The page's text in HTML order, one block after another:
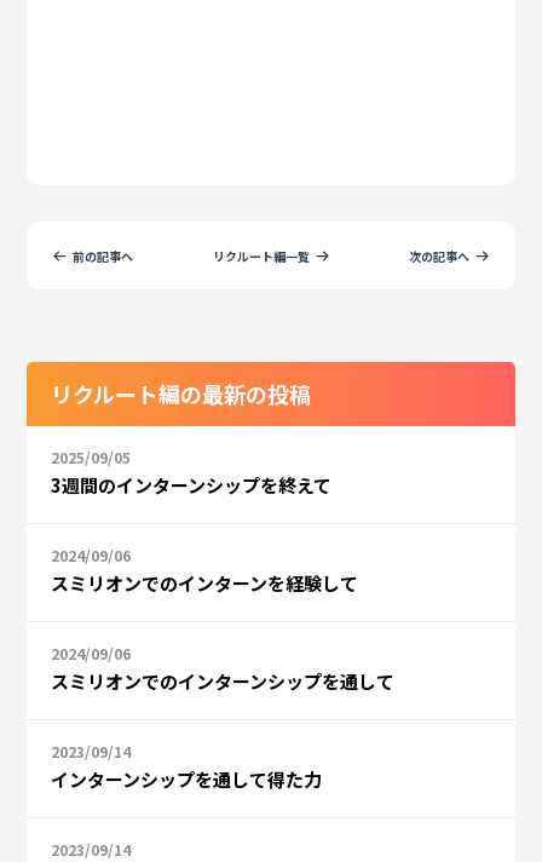
前の記事へ リクルート編一覧 次の記事へ
リクルート編の最新の投稿
2025/09/05
3週間のインターンシップを終えて
2024/09/06
スミリオンでのインターンを経験して
2024/09/06
スミリオンでのインターンシップを通して
2023/09/14
インターンシップを通して得た力
2023/09/14